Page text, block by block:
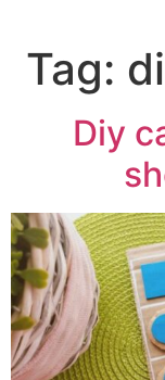
Tag:
Diy